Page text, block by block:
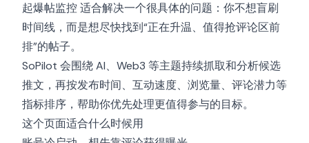
起爆帖监控 适合解决一个很具体的问题：你不想盲刷
时间线，而是想尽快找到“正在升温、值得抢评论区前
排”的帖子。
SoPilot 会围绕 AI、Web3 等主题持续抓取和分析候选
推文，再按发布时间、互动速度、浏览量、评论潜力等
指标排序，帮助你优先处理更值得参与的目标。
这个页面适合什么时候用